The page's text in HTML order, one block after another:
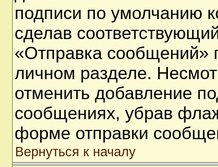
подписи по умолчанию
сделав
«Отправка сообщений»
личном разделе.
отменить добавление
сообщениях, убрав
форме отправки
Вернуться к началу